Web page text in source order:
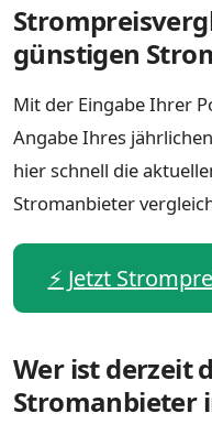
günstigen
Mit der Eingabe Ihrer
Angabe Ihres
hier schnell die
Stromanbieter
⚡️ Jetzt
Wer ist derzeit
Stromanbieter